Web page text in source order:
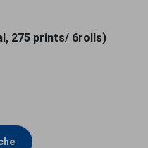
275 prints/ 6rolls)